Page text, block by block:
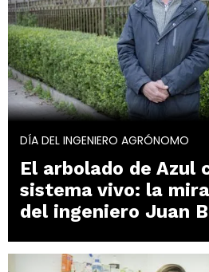
DÍA DEL INGENIERO AGRÓNOMO
El arbolado de Azul
sistema vivo: la
del ingeniero Juan